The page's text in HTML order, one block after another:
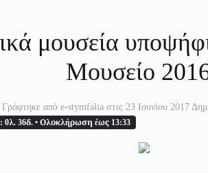
μουσεία
Μουσείο
Γράφτηκε από e-stymfalia στις 23 Ιουνίου 2017
0λ. 36δ.• Ολοκλήρωση έως 13:33